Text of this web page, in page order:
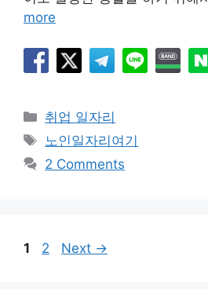
more
Categories
취업 일자리
Tags
노인일자리여기
2 Comments
Page
1 Page
2 Next →